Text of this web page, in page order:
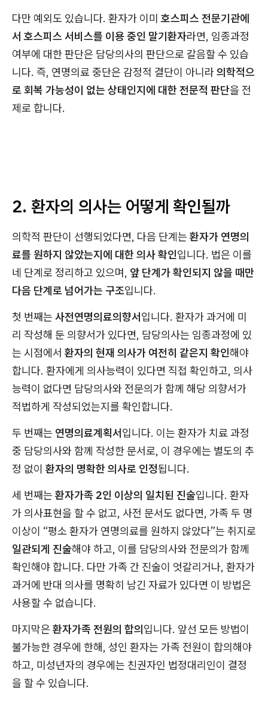
다만 예외도 있습니다. 환자가 이미호스피스 전문기관에
서 호스피스 서비스를 이용 중인 말기환자라면, 임종과정
여부에 대한 판단은 담당의사의 판단으로 갈음할 수 있습
니다. 즉, 연명의료 중단은 감정적 결단이 아니라의학적으
로 회복 가능성이 없는 상태인지에 대한 전문적 판단을 전
제로 합니다.
2. 환자의 의사는 어떻게 확인될까
의학적 판단이 선행되었다면, 다음 단계는 환자가 연명의
료를 원하지 않았는지에 대한 의사 확인입니다. 법은 이를
네 단계로 정리하고 있으며, 앞 단계가 확인되지 않을 때만
다음 단계로 넘어가는 구조입니다.
첫 번째는 사전연명의료의향서입니다. 환자가 과거에 미
리 작성해 둔 의향서가 있다면, 담당의사는 임종과정에 있
는 시점에서 환자의 현재 의사가 여전히 같은지 확인해야
합니다. 환자에게 의사능력이 있다면 직접 확인하고, 의사
능력이 없다면 담당의사와 전문의가 함께 해당 의향서가
적법하게 작성되었는지를 확인합니다.
두 번째는 연명의료계획서입니다. 이는 환자가 치료 과정
중 담당의사와 함께 작성한 문서로, 이 경우에는 별도의 추
정 없이 환자의 명확한 의사로 인정됩니다.
세 번째는 환자가족 2인 이상의 일치된 진술입니다. 환자
가 의사표현을 할 수 없고, 사전 문서도 없다면, 가족 두 명
이상이 “평소 환자가 연명의료를 원하지 않았다”는 취지로
일관되게 진술해야 하고, 이를 담당의사와 전문의가 함께
확인해야 합니다. 다만 가족 간 진술이 엇갈리거나, 환자가
과거에 반대 의사를 명확히 남긴 자료가 있다면 이 방법은
사용할 수 없습니다.
마지막은 환자가족 전원의 합의입니다. 앞선 모든 방법이
불가능한 경우에 한해, 성인 환자는 가족 전원이 합의해야
하고, 미성년자의 경우에는 친권자인 법정대리인이 결정
을 할 수 있습니다.